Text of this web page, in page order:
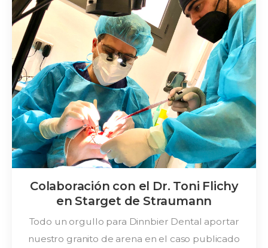
Colaboración con el Dr. Toni Flichy
en Starget de Straumann
Todo un orgullo para Dinnbier Dental aportar
nuestro granito de arena en el caso publicado